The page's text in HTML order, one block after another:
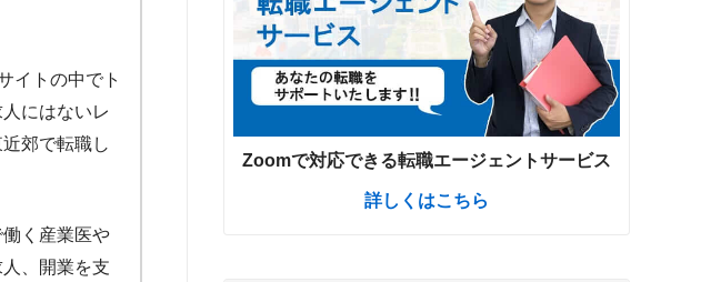
イトの中でト
にはないレ
郊で転職し
く産業医や
、開業を支
Zoomで対応できる転職エージェントサービス
詳しくはこちら